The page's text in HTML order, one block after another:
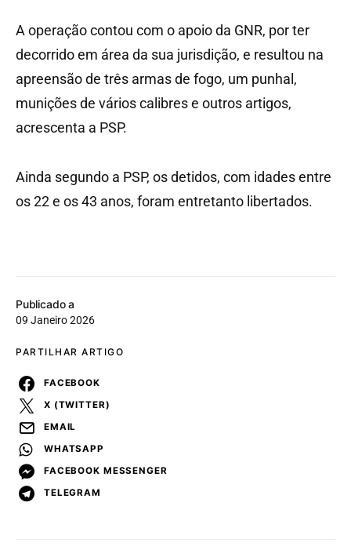
Publicado a
09 Janeiro 2026
PARTILHAR ARTIGO
FACEBOOK
X (TWITTER)
EMAIL
WHATSAPP
FACEBOOK MESSENGER
TELEGRAM
A operação contou com o apoio da GNR, por ter
decorrido em área da sua jurisdição, e resultou na
apreensão de três armas de fogo, um punhal,
munições de vários calibres e outros artigos,
acrescenta a PSP.
Ainda segundo a PSP, os detidos, com idades entre
os 22 e os 43 anos, foram entretanto libertados.